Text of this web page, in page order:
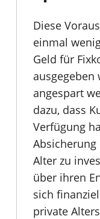
Diese
einmal
Geld für
ausgegeben
angespart
dazu, dass
Verfügung
Alter zu
über ihren
sich
private